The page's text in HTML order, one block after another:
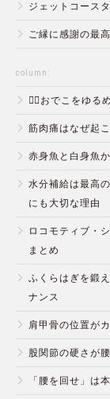
ジェットコース
ご縁に感謝の最
column:
💆‍♀️おでこをゆる
筋肉痛はなぜ起
赤身魚と白身魚
水分補給は最高
にも大切な理由
ロコモティブ・
まとめ
ふくらはぎを鍛
ナンス
肩甲骨の位置が
股関節の硬さが
「腰を回せ」は